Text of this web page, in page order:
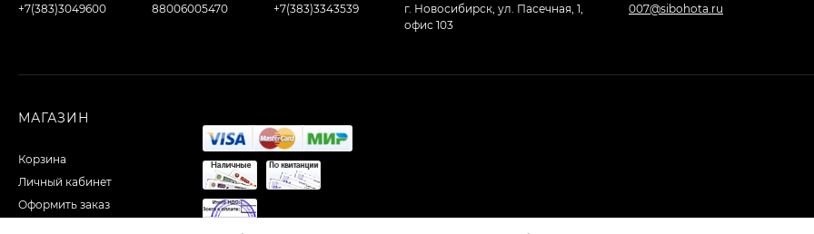
+7(383)3049600 88006005470 +7(383)3343539
г. Новосибирск, ул. Пасечная, 1,
офис 103
007@sibohota.ru
МАГАЗИН
Корзина
Личный кабинет
Оформить заказ